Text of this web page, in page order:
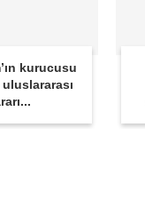
kurucusu